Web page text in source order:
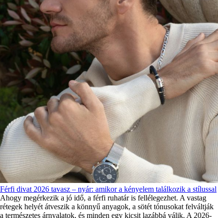
Férfi divat 2026 tavasz – nyár: amikor a kényelem találkozik a stílussal
Ahogy megérkezik a jó idő, a férfi ruhatár is fellélegezhet. A vastag
rétegek helyét átveszik a könnyű anyagok, a sötét tónusokat felváltják
a természetes árnyalatok, és minden egy kicsit lazábbá válik. A 2026-